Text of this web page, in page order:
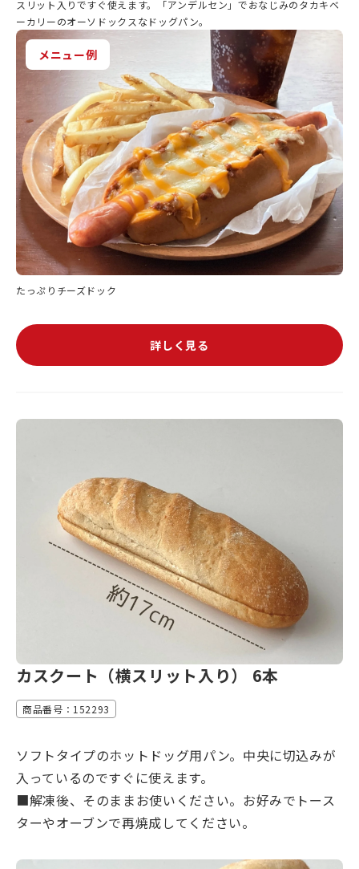
スリット入りですぐ使えます。「アンデルセン」でおなじみのタカキベ
ーカリーのオーソドックスなドッグパン。
メニュー例
たっぷりチーズドック
詳しく見る
カスクート（横スリット入り） 6本
商品番号：152293
ソフトタイプのホットドッグ用パン。中央に切込みが
入っているのですぐに使えます。
■解凍後、そのままお使いください。お好みでトース
ターやオーブンで再焼成してください。